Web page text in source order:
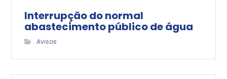
Interrupção do normal
abastecimento público de água
Avisos